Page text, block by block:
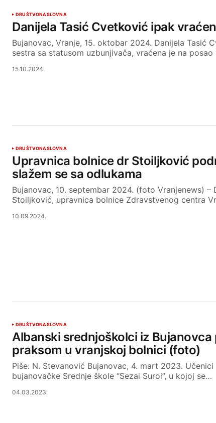
DRUŠTVONASLOVNA
Danijela Tasić Cvetković ipak
Bujanovac, Vranje, 15. oktobar 2024. Danijela Tasić
sestra sa statusom uzbunjivača, vraćena je na posao
15.10.2024.
DRUŠTVONASLOVNA
Upravnica bolnice dr Stoiljković
slažem se sa odlukama
Bujanovac, 10. septembar 2024. (foto Vranjenews) –
Stoiljković, upravnica bolnice Zdravstvenog centra
10.09.2024.
DRUŠTVONASLOVNA
Albanski srednjoškolci iz
praksom u vranjskoj bolnici (foto)
Piše: N. Stevanović Bujanovac, 4. mart 2023.
bujanovačke Srednje škole “Sezai Suroi”, u kojoj se…
04.03.2023.